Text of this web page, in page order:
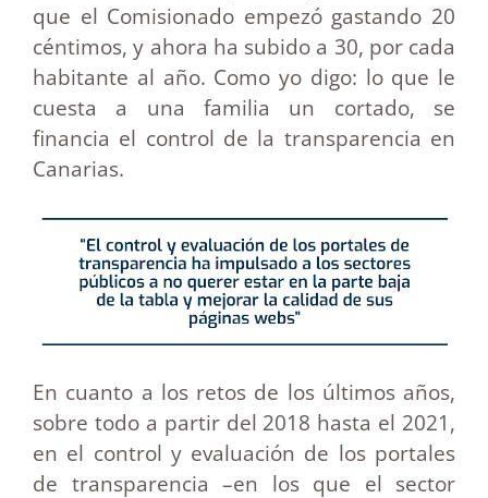
que el Comisionado empezó gastando 20
céntimos, y ahora ha subido a 30, por cada
habitante al año. Como yo digo: lo que le
cuesta a una familia un cortado, se
financia el control de la transparencia en
Canarias.
En cuanto a los retos de los últimos años,
sobre todo a partir del 2018 hasta el 2021,
en el control y evaluación de los portales
de transparencia –en los que el sector